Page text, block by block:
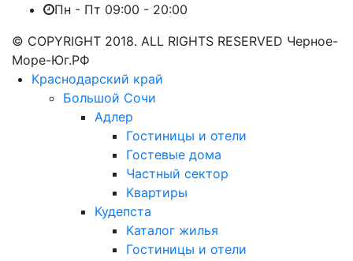
Пн - Пт 09:00 - 20:00
© COPYRIGHT 2018. ALL RIGHTS RESERVED Черное-
Море-Юг.РФ
Краснодарский край
Большой Сочи
Адлер
Гостиницы и отели
Гостевые дома
Частный сектор
Квартиры
Кудепста
Каталог жилья
Гостиницы и отели